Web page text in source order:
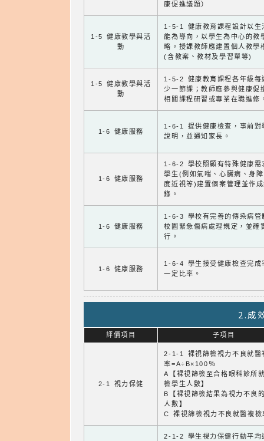
康促進議題）
1-5 健康教學與活
動
1-5-1 健康教育課程設計以生
能為導向，以學生為中心的教
略。授課教師應建置個人教學
(含教案、教材及學習單等)
1-5 健康教學與活
動
1-5-2 健康教育課程各年級每
少一節課；教師應參與健康促
相關課程研習或專業在職進修
1-6 健康服務
1-6-1 提供健康檢查，事前對
說明，並通知家長。
1-6 健康服務
1-6-2 學校照顧有特殊健康需
學生(例如氣喘、心臟病、身
度近視等)建置個案管理並作
錄。
1-6 健康服務
1-6-3 學校有完善的傳染病管
校園緊急傷病處理規定，並確
行。
1-6 健康服務
1-6-4 學生接受健康檢查完成
一定比率。
2.成
評價項目 子項目
2-1 視力保健
2-1-1 裸視篩檢視力不良就醫
率=A÷B×100％
A【裸視篩檢至合格眼科診所
檢學生人數】
B【裸視篩檢結果為視力不良
人數】
C 裸視篩檢視力不良就醫複檢
2-1-2 學生視力保健行動平均